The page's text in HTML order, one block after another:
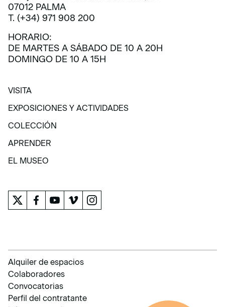
07012 PALMA
T. (+34) 971 908 200
HORARIO:
DE MARTES A SÁBADO DE 10 A 20H
DOMINGO DE 10 A 15H
VISITA
VISITA
EXPOSICIONES Y ACTIVIDADES
EXPOSICIONES Y ACTIVIDADES
COLECCIÓN
COLECCIÓN
APRENDER
APRENDER
EL MUSEO
Alquiler de espacios
Colaboradores
Convocatorias
Perfil del contratante